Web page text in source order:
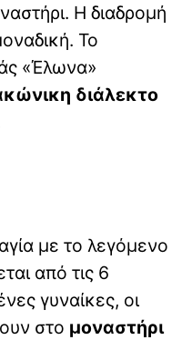
Η διαδρομή
Το
«Έλωνα»
διάλεκτο
με το λεγόμενο
από τις 6
γυναίκες, οι
στο μοναστήρι